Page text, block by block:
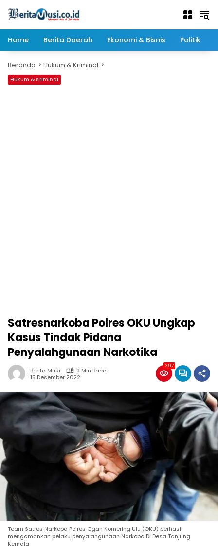
Home
Berita Daerah Ekonomi & Bisnis Politik
Beranda Hukum & Kriminal
Hukum & Kriminal
Satresnarkoba Polres OKU Ungkap
Kasus Tindak Pidana
Penyalahgunaan Narkotika
Berita Musi
2 Min Baca
15 Desember 2022
397
Team Satres Narkoba Polres Ogan Komering Ulu (OKU) berhasil
mengamankan pelaku penyalahgunaan Narkoba Di Desa Tanjung
Kemala